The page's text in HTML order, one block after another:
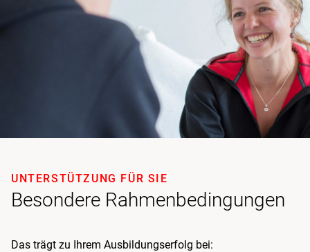
Besondere Rahmenbedingungen
UNTERSTÜTZUNG FÜR SIE
Das trägt zu Ihrem Ausbildungserfolg bei: